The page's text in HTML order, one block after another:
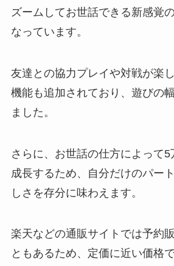
ズームしてお世話できる新感覚
なっています。
友達との協力プレイや対戦が楽
機能も追加されており、遊びの
ました。
さらに、お世話の仕方によって5
成長するため、自分だけのパー
しさを存分に味わえます。
楽天などの通販サイトでは予約
ともあるため、定価に近い価格